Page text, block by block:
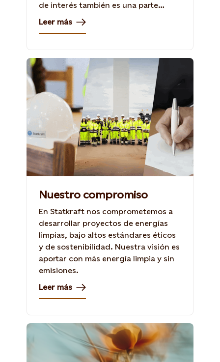
de interés también es una parte
esencial de nuestro enfoque.
Leer más
Nuestro compromiso
En Statkraft nos comprometemos a
desarrollar proyectos de energías
limpias, bajo altos estándares éticos
y de sostenibilidad. Nuestra visión es
aportar con más energía limpia y sin
emisiones.
Leer más